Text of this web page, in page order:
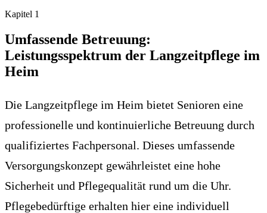
Kapitel 1
Umfassende Betreuung:
Leistungsspektrum der Langzeitpflege im
Heim
Die Langzeitpflege im Heim bietet Senioren eine
professionelle und kontinuierliche Betreuung durch
qualifiziertes Fachpersonal. Dieses umfassende
Versorgungskonzept gewährleistet eine hohe
Sicherheit und Pflegequalität rund um die Uhr.
Pflegebedürftige erhalten hier eine individuell